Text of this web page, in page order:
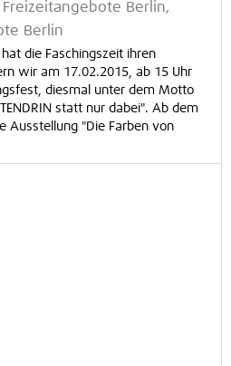
Berlin,
Berlin
hat die Faschingszeit ihren
wir am 17.02.2015, ab 15 Uhr
diesmal unter dem Motto
statt nur dabei". Ab dem
Ausstellung "Die Farben von